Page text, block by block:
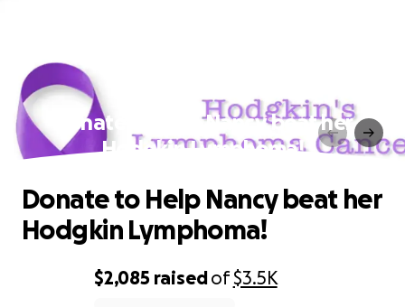
Donate to Help Nancy beat her
Hodgkin Lymphoma!
$2,085 raisedof$3.5K
Donate to Help Nancy beat her
Hodgkin Lymphoma!